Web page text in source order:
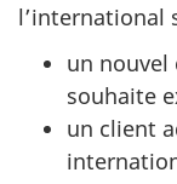
l’international
un
souhaite
un client